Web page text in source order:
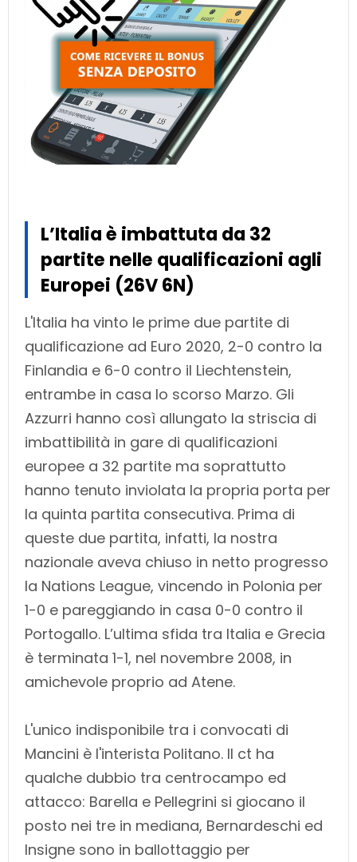
L’Italia è imbattuta da 32
partite nelle qualificazioni agli
Europei (26V 6N)
L'Italia ha vinto le prime due partite di
qualificazione ad Euro 2020, 2-0 contro la
Finlandia e 6-0 contro il Liechtenstein,
entrambe in casa lo scorso Marzo. Gli
Azzurri hanno così allungato la striscia di
imbattibilità in gare di qualificazioni
europee a 32 partite ma soprattutto
hanno tenuto inviolata la propria porta per
la quinta partita consecutiva. Prima di
queste due partita, infatti, la nostra
nazionale aveva chiuso in netto progresso
la Nations League, vincendo in Polonia per
1-0 e pareggiando in casa 0-0 contro il
Portogallo. L’ultima sfida tra Italia e Grecia
è terminata 1-1, nel novembre 2008, in
amichevole proprio ad Atene.
L'unico indisponibile tra i convocati di
Mancini è l'interista Politano. Il ct ha
qualche dubbio tra centrocampo ed
attacco: Barella e Pellegrini si giocano il
posto nei tre in mediana, Bernardeschi ed
Insigne sono in ballottaggio per